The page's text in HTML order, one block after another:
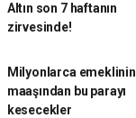
Altın son 7 haftanın
zirvesinde!
Milyonlarca emeklinin
maaşından bu parayı
kesecekler